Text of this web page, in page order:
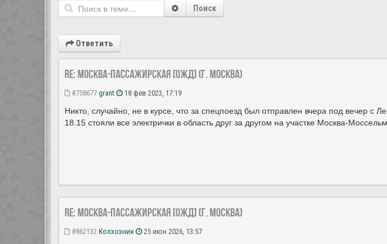
Поиск
Ответить
Re: Москва-Пассажирская [ОЖД] (г. Москва)
#758677 grant 18 фев 2023, 17:19
Никто, случайно, не в курсе, что за спецпоезд был отправлен вчера под вечер с
18.15 стояли все электрички в область друг за другом на участке Москва-
Re: Москва-Пассажирская [ОЖД] (г. Москва)
#862132 Колхозник 25 июн 2026, 13:57